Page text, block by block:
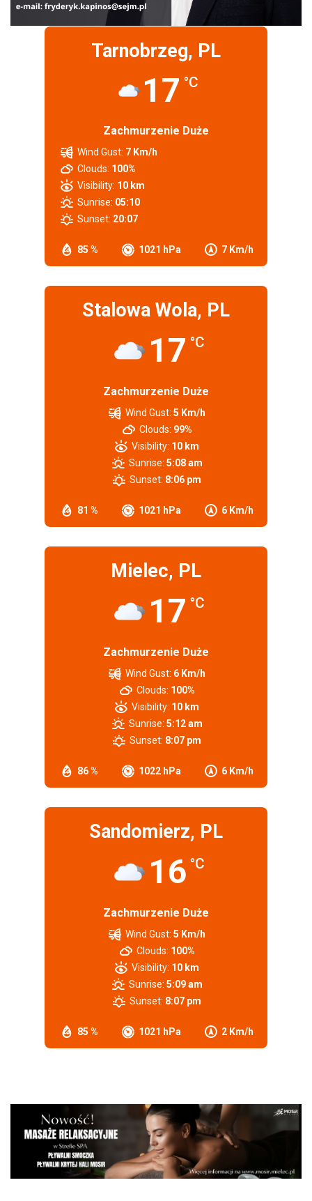
Tarnobrzeg, PL
17 °C
Zachmurzenie Duże
85 % 1021 hPa 7 Km/h
Wind Gust: 7 Km/h
Clouds: 100%
Visibility: 10 km
Sunrise: 05:10
Sunset: 20:07
Stalowa Wola, PL
17 °C
Zachmurzenie Duże
81 % 1021 hPa 6 Km/h
Wind Gust: 5 Km/h
Clouds: 99%
Visibility: 10 km
Sunrise: 5:08 am
Sunset: 8:06 pm
Mielec, PL
17 °C
Zachmurzenie Duże
86 % 1022 hPa 6 Km/h
Wind Gust: 6 Km/h
Clouds: 100%
Visibility: 10 km
Sunrise: 5:12 am
Sunset: 8:07 pm
Sandomierz, PL
16 °C
Zachmurzenie Duże
85 % 1021 hPa 2 Km/h
Wind Gust: 5 Km/h
Clouds: 100%
Visibility: 10 km
Sunrise: 5:09 am
Sunset: 8:07 pm